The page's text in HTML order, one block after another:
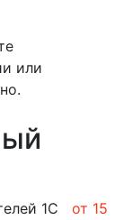
или
1С
от 15